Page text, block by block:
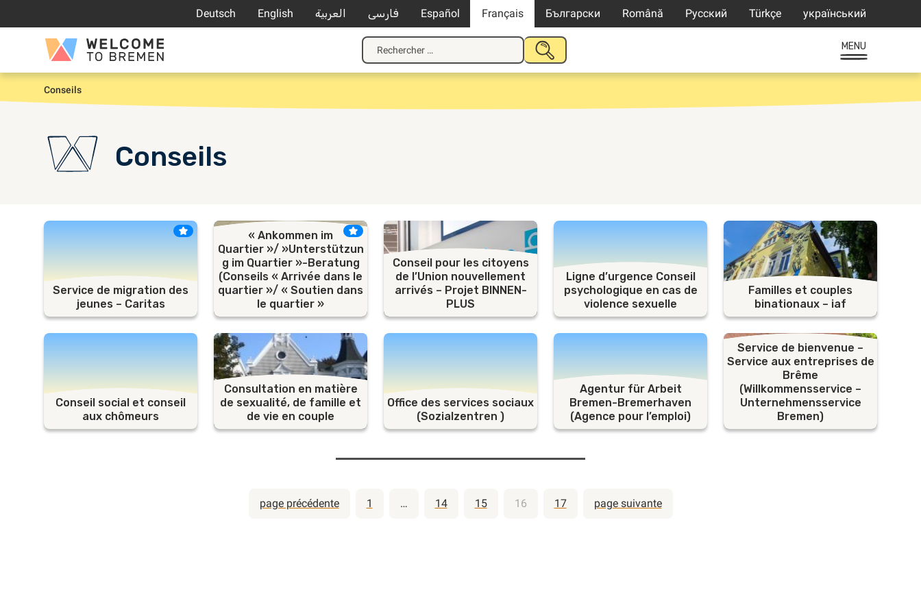
Deutsch English العربية فارسی Español Français Български Română Русский Türkçe український
Welcome
to
Bremen
Recherche
pour
:
SOUMETTRE
MENU
Accueil
Conseils
Conseils
Service de migration des
jeunes – Caritas
« Ankommen im
Quartier »/ »Unterstützun
g im Quartier »-Beratung
(Conseils « Arrivée dans le
quartier »/ « Soutien dans
le quartier »
Conseil pour les citoyens
de l’Union nouvellement
arrivés – Projet BINNEN-
PLUS
Ligne d’urgence Conseil
psychologique en cas de
violence sexuelle
Familles et couples
binationaux – iaf
Conseil social et conseil
aux chômeurs
Consultation en matière
de sexualité, de famille et
de vie en couple
Office des services sociaux
(Sozialzentren )
Agentur für Arbeit
Bremen-Bremerhaven
(Agence pour l’emploi)
Service de bienvenue –
Service aux entreprises de
Brême
(Willkommensservice –
Unternehmensservice
Bremen)
Pagination
page précédente 1 … 14 15 16 17 page suivante